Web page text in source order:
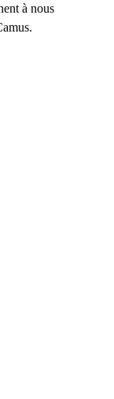
à nous